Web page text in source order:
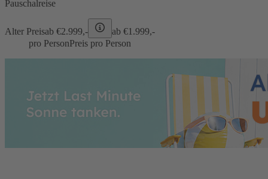
Pauschalreise
Alter Preisab €2.999,- ab €1.999,-
pro PersonPreis pro Person